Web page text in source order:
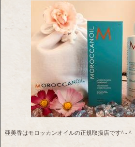
亜美香はモロッカンオイルの正規取扱店です^ - ^